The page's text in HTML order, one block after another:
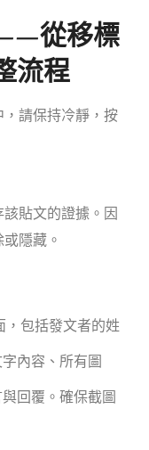
從移標
流程
請保持冷靜，按
貼文的證據。因
隱藏。
，包括發文者的姓
內容、所有圖
回覆。確保截圖